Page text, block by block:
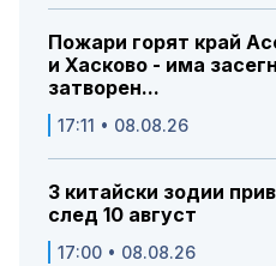
Пожари горят край
и Хасково - има
затворен...
17:11 • 08.08.26
3 китайски зодии
след 10 август
17:00 • 08.08.26